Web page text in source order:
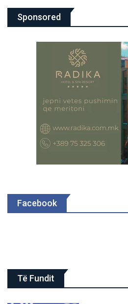
Sponsored
Facebook
Të Fundit